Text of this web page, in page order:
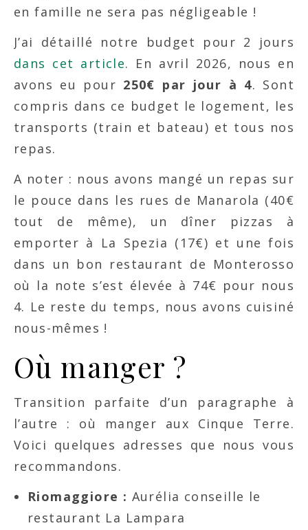
en famille ne sera pas négligeable !
J’ai détaillé notre budget pour 2 jours
dans cet article. En avril 2026, nous en
avons eu pour 250€ par jour à 4. Sont
compris dans ce budget le logement, les
transports (train et bateau) et tous nos
repas.
A noter : nous avons mangé un repas sur
le pouce dans les rues de Manarola (40€
tout de même), un dîner pizzas à
emporter à La Spezia (17€) et une fois
dans un bon restaurant de Monterosso
où la note s’est élevée à 74€ pour nous
4. Le reste du temps, nous avons cuisiné
nous-mêmes !
Où manger ?
Transition parfaite d’un paragraphe à
l’autre : où manger aux Cinque Terre.
Voici quelques adresses que nous vous
recommandons.
Riomaggiore : Aurélia conseille le
restaurant La Lampara